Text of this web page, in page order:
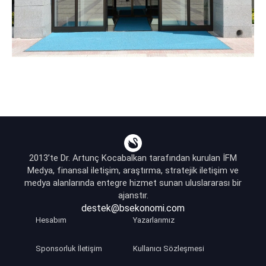
2013’te Dr. Artunç Kocabalkan tarafından kurulan İFM
Medya, finansal iletişim, araştırma, stratejik iletişim ve
medya alanlarında entegre hizmet sunan uluslararası bir
ajanstır.
destek@bsekonomi.com
Hesabım Yazarlarımız
Sponsorluk İletişim Kullanıcı Sözleşmesi